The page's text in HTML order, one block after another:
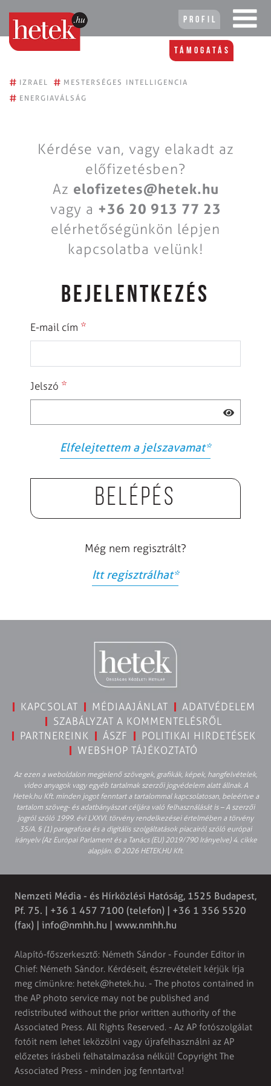
Profil
Támogatás
# IZRAEL # MESTERSÉGES INTELLIGENCIA
# ENERGIAVÁLSÁG
Kérdése van, vagy elakadt az
előfizetésben?
Az elofizetes@hetek.hu
vagy a +36 20 913 77 23
elérhetőségünkön lépjen
kapcsolatba velünk!
BEJELENTKEZÉS
E-mail cím *
Jelszó *
Elfelejtettem a jelszavamat*
Belépés
Még nem regisztrált?
Itt regisztrálhat*
KAPCSOLAT MÉDIAAJÁNLAT
ADATVÉDELEM
SZABÁLYZAT A KOMMENTELÉSRŐL
PARTNEREINK
ÁSZF
POLITIKAI HIRDETÉSEK
WEBSHOP TÁJÉKOZTATÓ
Az ezen a weboldalon megjelenő szövegek, grafikák, képek, hangfelvételek,
video anyagok vagy egyéb tartalmak szerzői jogvédelem alatt állnak. A
Hetek.hu Kft. minden jogot fenntart a tartalommal kapcsolatosan, beleértve a
tartalom szöveg- és adatbányászat céljára való felhasználását is – A szerzői
jogról szóló 1999. évi LXXVI. törvény rendelkezései értelmében a törvény
35/A. § (1) paragrafusa és a digitális szolgáltatások piacairól szóló európai
irányelv (Az Európai Parlament és a Tanács (EU) 2019/790 Irányelve) 4. cikke
alapján. © 2026 HETEK.HU Kft.
Nemzeti Média - és Hírközlési Hatóság, 1525 Budapest,
Pf. 75. | +36 1 457 7100 (telefon) | +36 1 356 5520
(fax) | info@nmhh.hu | www.nmhh.hu
Alapító-főszerkesztő: Németh Sándor - Founder Editor in
Chief: Németh Sándor. Kérdéseit, észrevételeit kérjük írja
meg címünkre: hetek@hetek.hu. - The photos contained in
the AP photo service may not be published and
redistributed without the prior written authority of the
Associated Press. All Rights Reserved. - Az AP fotószolgálat
fotóit nem lehet leközölni vagy újrafelhasználni az AP
előzetes írásbeli felhatalmazása nélkül! Copyright The
Associated Press - minden jog fenntartva!